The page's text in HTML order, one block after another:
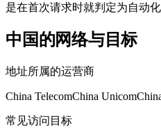
是在首次请求时就判定为自动化
中国的网络与目标
地址所属的运营商
China TelecomChina Unicom
常见访问目标